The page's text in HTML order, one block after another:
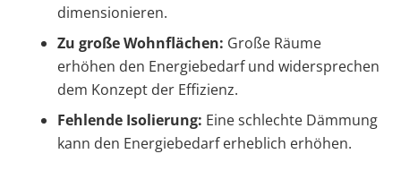
dimensionieren.
Zu große Wohnflächen: Große Räume
erhöhen den Energiebedarf und widersprechen
dem Konzept der Effizienz.
Fehlende Isolierung: Eine schlechte Dämmung
kann den Energiebedarf erheblich erhöhen.